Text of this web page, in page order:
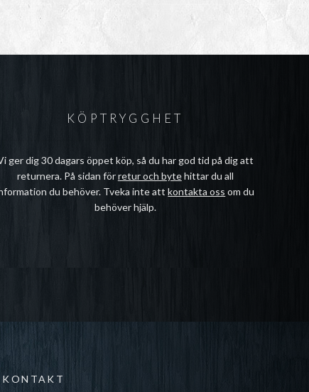
29kr
KÖPTRYGGHET
ger dig 30 dagars öppet köp, så du har god tid på dig att
returnera. På sidan förretur och bytehittar du all
du behöver. Tveka inte attkontakta oss om du
behöver hjälp.
KONTAKT